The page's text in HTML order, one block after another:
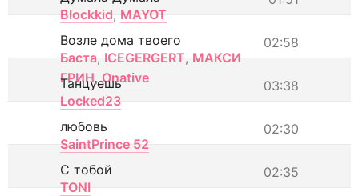
Blockkid, MAYOT
02:58
Возле дома твоего
Баста, ICEGERGERT, МАКСИ
ГРИН, Onative 03:38
Танцуешь
Locked23
02:30
любовь
SaintPrince 52
02:35
С тобой
TONI